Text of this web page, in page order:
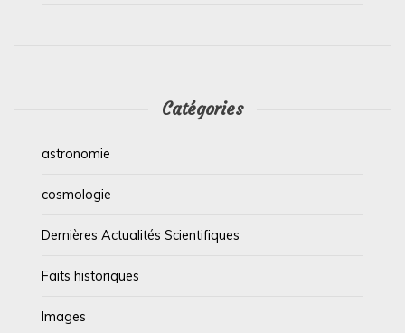
Catégories
astronomie
cosmologie
Dernières Actualités Scientifiques
Faits historiques
Images